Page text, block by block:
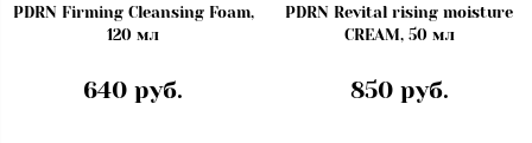
PDRN Firming Cleansing Foam,
120 мл
640 руб.
PDRN Revital rising moisture
CREAM, 50 мл
850 руб.